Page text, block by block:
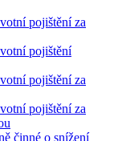
pojištění za
pojištění
pojištění za
pojištění za
činné o snížení